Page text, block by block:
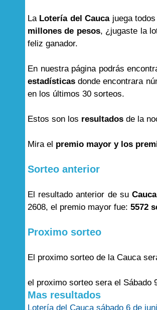
La Lotería del Caucajuega
millones de pesos, ¿jugaste la
feliz ganador.
En nuestra página podrás
estadísticas donde encontrara
en los últimos 30 sorteos.
Estos son los resultados de la
Mira el premio mayor y los
Sorteo anterior
El resultado anterior de su Cauca
2608, el premio mayor fue: 5572
Proximo sorteo
El proximo sorteo de la Cauca
el proximo sorteo sera el Sábado
Mas resultados
Lotería del Cauca sábado 6 de